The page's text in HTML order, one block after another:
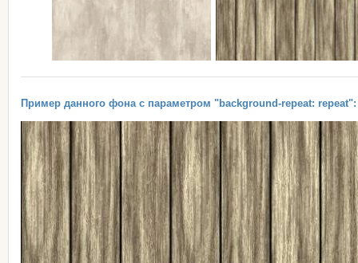
Пример данного фона с параметром "background-repeat: repeat":